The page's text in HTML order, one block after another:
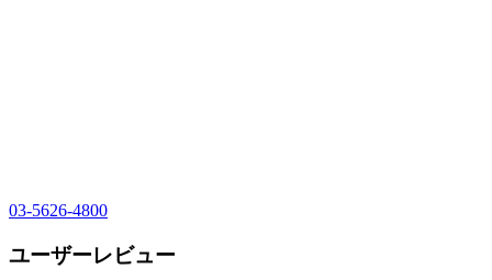
03-5626-4800
ユーザーレビュー